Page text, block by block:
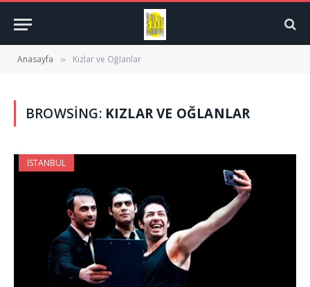
Anasayfa » Kızlar ve Oğlanlar
BROWSING: KIZLAR VE OĞLANLAR
İSTANBUL